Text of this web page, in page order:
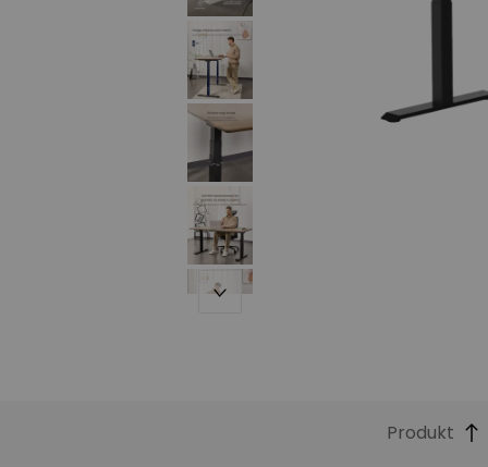
Produkt